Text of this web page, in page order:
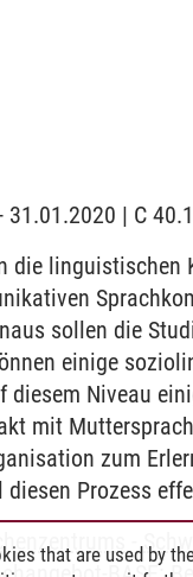
| C
die linguistischen
sollen die
einige
Niveau
mit
zum
Prozess
-
that are used by